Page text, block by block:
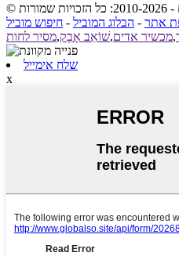
אתר - הבלוג המוביל - חיפוש מוביל
,מכשיר אדים,שׁוֹאֵב אָבָק,מסיר לחות
שלח אימייל
x